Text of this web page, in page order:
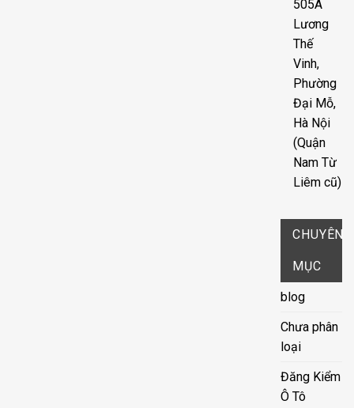
505A
Lương
Thế
Vinh,
Phường
Đại Mỗ,
Hà Nội
(Quận
Nam Từ
Liêm cũ)
CHUYÊN
MỤC
blog
Chưa phân
loại
Đăng Kiểm
Ô Tô